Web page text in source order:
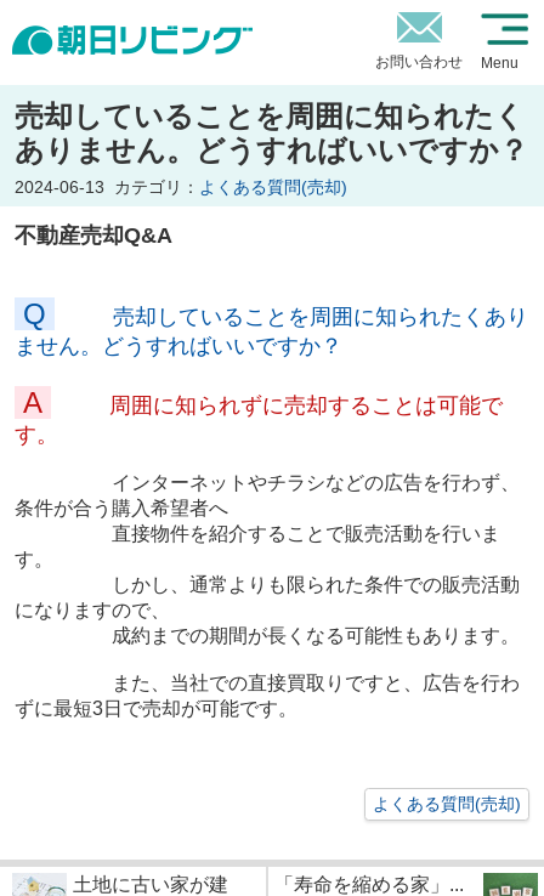
お問い合わせ Menu
売却していることを周囲に知られたく
ありません。どうすればいいですか？
2024-06-13 カテゴリ： よくある質問(売却)
不動産売却Q&A
Q
売却していることを周囲に知られたくあり
ません。どうすればいいですか？
A
周囲に知られずに売却することは可能で
す。
インターネットやチラシなどの広告を行わず、
条件が合う購入希望者へ
直接物件を紹介することで販売活動を行いま
す。
しかし、通常よりも限られた条件での販売活動
になりますので、
成約までの期間が長くなる可能性もあります。
また、当社での直接買取りですと、広告を行わ
ずに最短3日で売却が可能です。
よくある質問(売却)
土地に古い家が建
「寿命を縮める家」...